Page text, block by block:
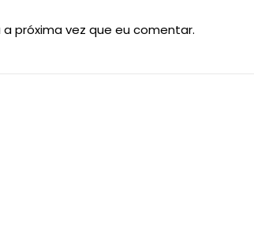
próxima vez que eu comentar.